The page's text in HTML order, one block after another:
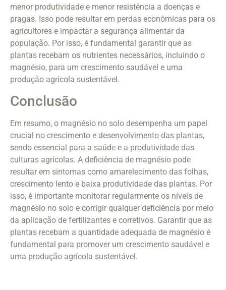
menor produtividade e menor resistência a doenças e
pragas. Isso pode resultar em perdas econômicas para os
agricultores e impactar a segurança alimentar da
população. Por isso, é fundamental garantir que as
plantas recebam os nutrientes necessários, incluindo o
magnésio, para um crescimento saudável e uma
produção agrícola sustentável.
Conclusão
Em resumo, o magnésio no solo desempenha um papel
crucial no crescimento e desenvolvimento das plantas,
sendo essencial para a saúde e a produtividade das
culturas agrícolas. A deficiência de magnésio pode
resultar em sintomas como amarelecimento das folhas,
crescimento lento e baixa produtividade das plantas. Por
isso, é importante monitorar regularmente os níveis de
magnésio no solo e corrigir qualquer deficiência por meio
da aplicação de fertilizantes e corretivos. Garantir que as
plantas recebam a quantidade adequada de magnésio é
fundamental para promover um crescimento saudável e
uma produção agrícola sustentável.